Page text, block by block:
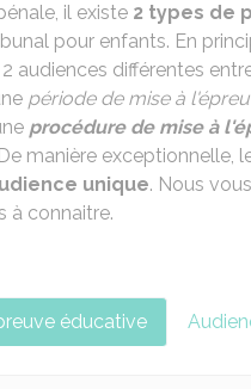
il existe 2 types de
pour enfants. En
audiences différentes
période de mise à
procédure de mise à
manière exceptionnelle,
unique. Nous
à connaitre.
éducative